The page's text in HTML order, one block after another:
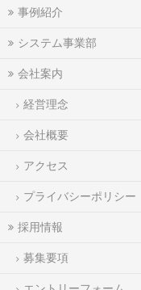
事例紹介
システム事業部
会社案内
経営理念
会社概要
アクセス
プライバシーポリシー
採用情報
募集要項